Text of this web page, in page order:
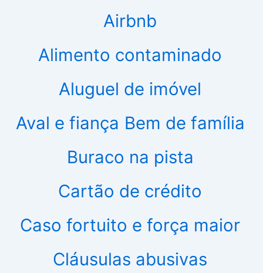
Airbnb
Alimento contaminado
Aluguel de imóvel
Aval e fiança Bem de família
Buraco na pista
Cartão de crédito
Caso fortuito e força maior
Cláusulas abusivas